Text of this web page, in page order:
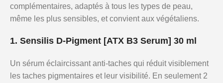
complémentaires, adaptés à tous les types de peau,
même les plus sensibles, et convient aux végétaliens.
1. Sensilis D-Pigment [ATX B3 Serum] 30 ml
Un sérum éclaircissant anti-taches qui réduit visiblement
les taches pigmentaires et leur visibilité. En seulement 2